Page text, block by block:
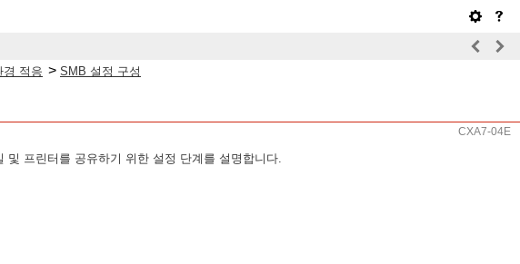
경 적응 > SMB 설정 구성
CXA7-04E
프린터를 공유하기 위한 설정 단계를 설명합니다.